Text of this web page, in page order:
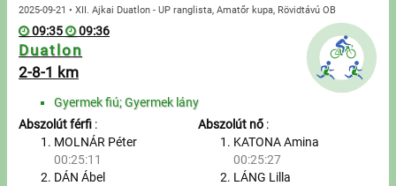
Kerékpározás
Multisportok
Úszás
Evezés
2025-09-21 • XII. Ajkai Duatlon - UP ranglista, Amatőr kupa, Rövidtávú OB
09:35 09:36
Duatlon
2-8-1 km
Gyermek fiú; Gyermek lány
Abszolút férfi :
MOLNÁR Péter
00:25:11
DÁN Ábel
Abszolút nő:
KATONA Amina
00:25:27
LÁNG Lilla